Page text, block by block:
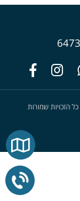
כל הזכויות שמורות